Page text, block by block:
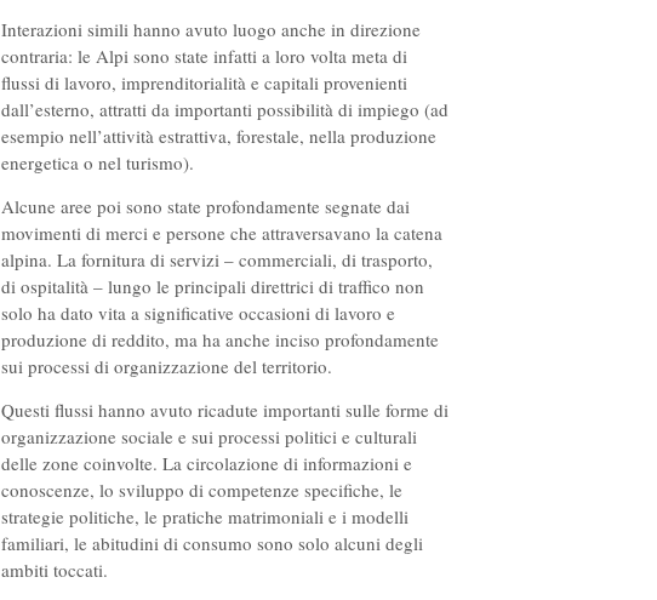
Interazioni simili hanno avuto luogo anche in direzione
contraria: le Alpi sono state infatti a loro volta meta di
flussi di lavoro, imprenditorialità e capitali provenienti
dall’esterno, attratti da importanti possibilità di impiego (ad
esempio nell’attività estrattiva, forestale, nella produzione
energetica o nel turismo).
Alcune aree poi sono state profondamente segnate dai
movimenti di merci e persone che attraversavano la catena
alpina. La fornitura di servizi – commerciali, di trasporto,
di ospitalità – lungo le principali direttrici di traffico non
solo ha dato vita a significative occasioni di lavoro e
produzione di reddito, ma ha anche inciso profondamente
sui processi di organizzazione del territorio.
Questi flussi hanno avuto ricadute importanti sulle forme di
organizzazione sociale e sui processi politici e culturali
delle zone coinvolte. La circolazione di informazioni e
conoscenze, lo sviluppo di competenze specifiche, le
strategie politiche, le pratiche matrimoniali e i modelli
familiari, le abitudini di consumo sono solo alcuni degli
ambiti toccati.